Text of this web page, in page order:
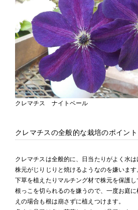
クレマチス ナイトベール
クレマチスの全般的な栽培のポイント
クレマチスは全般的に、日当たりがよく水は
株元がじりじりと焼けるようなのを嫌います
下草を植えたりマルチング材で株元を保護し
根っこを切られるのを嫌うので、一度お庭
えの場合も根は崩さずに植えつけます。